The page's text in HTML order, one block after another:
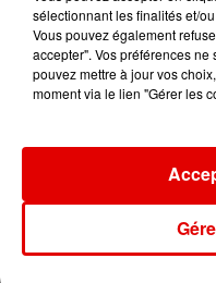
sélectionnant les finalités et/
Vous pouvez également
accepter". Vos préférences
pouvez mettre à jour vos
moment via le lien "Gérer les